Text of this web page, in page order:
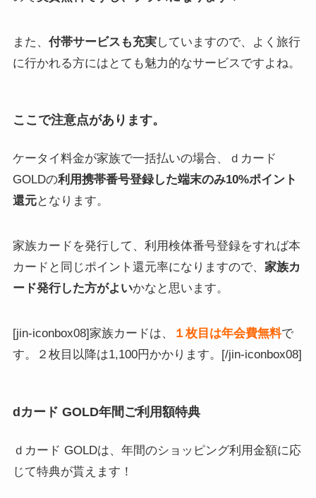
また、 付帯サービスも充実していますので、よく旅行
に行かれる方にはとても魅力的なサービスですよね。
ここで注意点があります。
ケータイ料金が家族で一括払いの場合、ｄカード
GOLDの利用携帯番号登録した端末のみ10%ポイント
還元となります。
家族カードを発行して、利用検体番号登録をすれば本
カードと同じポイント還元率になりますので、 家族カ
ード発行した方がよいかなと思います。
[jin-iconbox08]家族カードは、 １枚目は年会費無料で
す。２枚目以降は1,100円かかります。[/jin-iconbox08]
dカード GOLD年間ご利用額特典
ｄカード GOLDは、年間のショッピング利用金額に応
じて特典が貰えます！